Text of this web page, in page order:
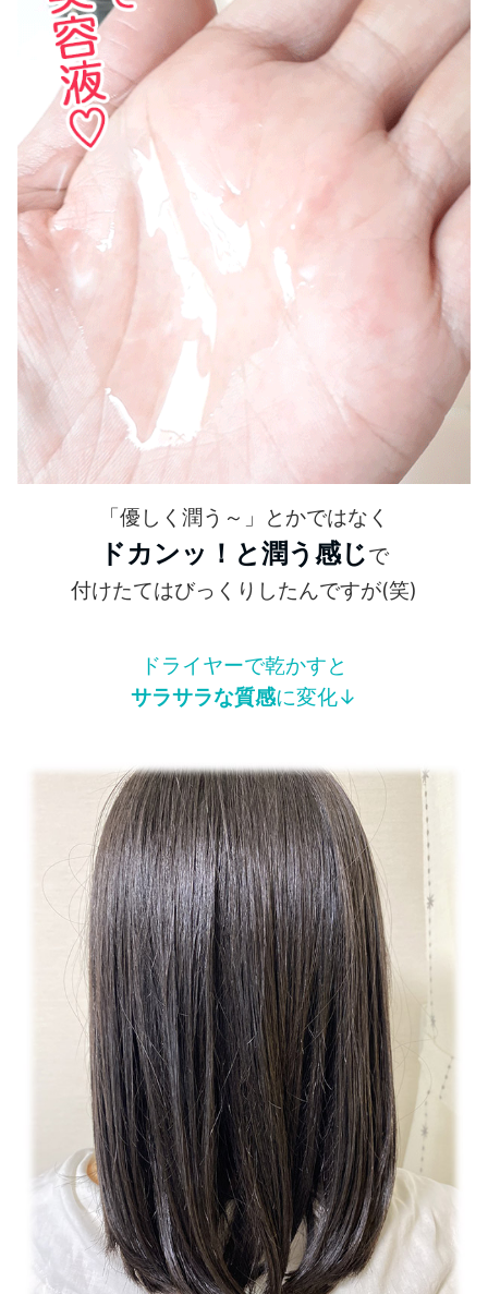
「優しく潤う～」とかではなく
ドカンッ！と潤う感じで
付けたてはびっくりしたんですが(笑)
ドライヤーで乾かすと
サラサラな質感に変化↓